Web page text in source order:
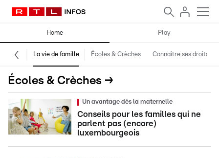
Home Play
La vie de famille Écoles & Crèches Connaître ses droits
Écoles & Crèches →
Un avantage dès la maternelle
Conseils pour les familles qui ne
parlent pas (encore)
luxembourgeois